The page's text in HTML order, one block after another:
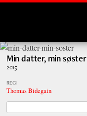
Min datter, min søster
2015
REGI
Thomas Bidegain